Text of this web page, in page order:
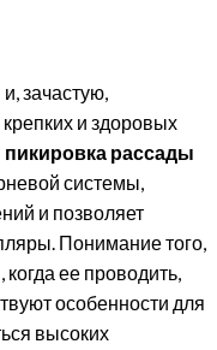
зачастую,
и здоровых
пикировка рассады
системы,
и позволяет
Понимание того,
, когда ее проводить,
особенности для
высоких